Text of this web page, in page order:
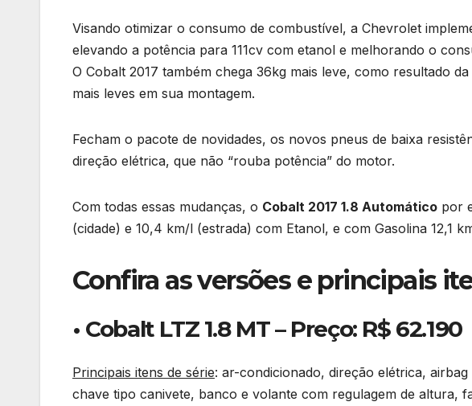
Visando otimizar o consumo de combustível, a Chevrolet
elevando a potência para 111cv com etanol e melhorando o
O Cobalt 2017 também chega 36kg mais leve, como resultado
mais leves em sua montagem.
Fecham o pacote de novidades, os novos pneus de baixa
direção elétrica, que não “rouba potência” do motor.
Com todas essas mudanças, o Cobalt 2017 1.8 Automático por
(cidade) e 10,4 km/l (estrada) com Etanol, e com Gasolina 12,1
Confira as versões e principais
• Cobalt LTZ 1.8 MT – Preço: R$ 62.190
Principais itens de série: ar-condicionado, direção elétrica,
chave tipo canivete, banco e volante com regulagem de altura,